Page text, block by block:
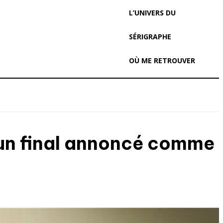
L’UNIVERS DU
SÉRIGRAPHE
OÙ ME RETROUVER
final annoncé comme